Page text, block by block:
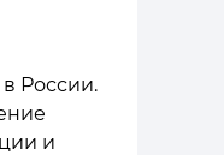
России.
и